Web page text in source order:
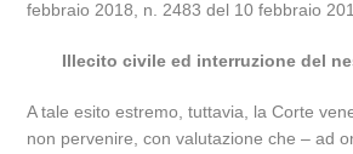
febbraio 2018, n. 2483 del 10 febbraio
Illecito civile ed interruzione del
A tale esito estremo, tuttavia, la Corte
non pervenire, con valutazione che – ad